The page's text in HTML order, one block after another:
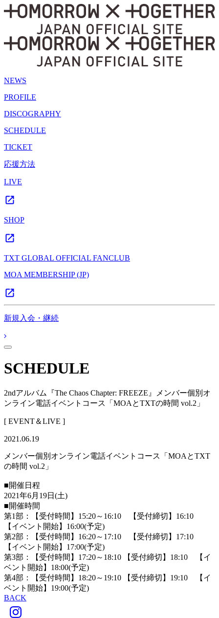
NEWS
PROFILE
DISCOGRAPHY
SCHEDULE
TICKET
応援方法
LIVE
SHOP
TXT GLOBAL OFFICIAL FANCLUB
MOA MEMBERSHIP (JP)
新規入会・継続
SCHEDULE
2ndアルバム『The Chaos Chapter: FREEZE』メンバー個別オ
ンライン電話イベントコース「MOAとTXTの時間 vol.2」
[ EVENT＆LIVE ]
2021.06.19
メンバー個別オンライン電話イベントコース「MOAとTXT
の時間 vol.2」
■開催日程
2021年6月19日(土)
■開催時間
第1部：【受付時間】15:20～16:10 【受付締切】16:10
【イベント開始】16:00(予定)
第2部：【受付時間】16:20～17:10 【受付締切】17:10
【イベント開始】17:00(予定)
第3部：【受付時間】17:20～18:10 【受付締切】18:10 【イ
ベント開始】18:00(予定)
第4部：【受付時間】18:20～19:10 【受付締切】19:10 【イ
ベント開始】19:00(予定)
BACK